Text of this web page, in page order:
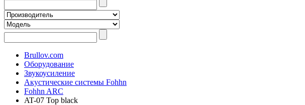
Brullov.com
Оборудование
Звукоусиление
Акустические системы Fohhn
Fohhn ARC
AT-07 Top black